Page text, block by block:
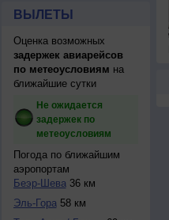
ВЫЛЕТЫ
Оценка возможных
задержек авиарейсов
по метеоусловиям на
ближайшие сутки
Не ожидается
задержек по
метеоусловиям
Погода по ближайшим
аэропортам
Беэр-Шева36 км
Эль-Гора58 км